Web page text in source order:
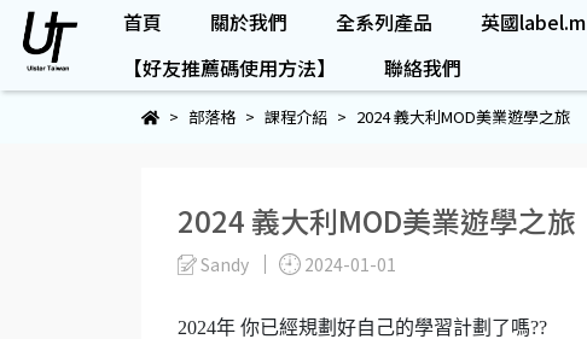
首頁 關於我們 全系列產品 英國label.m
【好友推薦碼使用方法】
聯絡我們
部落格 課程介紹 2024 義大利MOD美業遊學之旅
2024 義大利MOD美業遊學之旅
Sandy 2024-01-01
2024年 你已經規劃好自己的學習計劃了嗎??